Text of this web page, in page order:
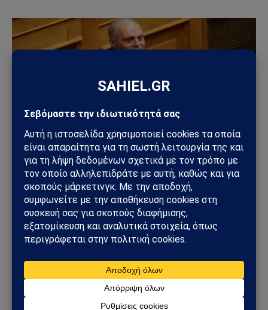
ΠΟΛΙΤΙΚΉ
Κυριάκος Βελόπουλος: «Βυθίστε τους Τούρκους
στο Αιγαίο» – Η δήλωση που άναψε φωτιές στη
Βουλή
06/06/2026